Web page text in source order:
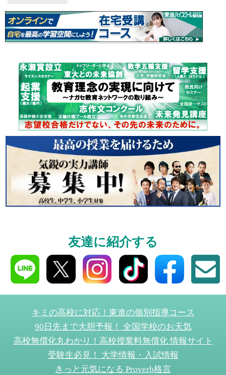
大学案内 全国学校
講座
東大特進
トップリ
ップ
イベントほか
友達に紹介する
キミの高校に対応！東進の個別指導コース
90日先まで大胆予報！ 全国学校のお天気
高校無償化丸わかり！高校授業料無償化 情報サイト
受験生必見！ 大学情報・入試情報
きっと元気になる Proverb格言